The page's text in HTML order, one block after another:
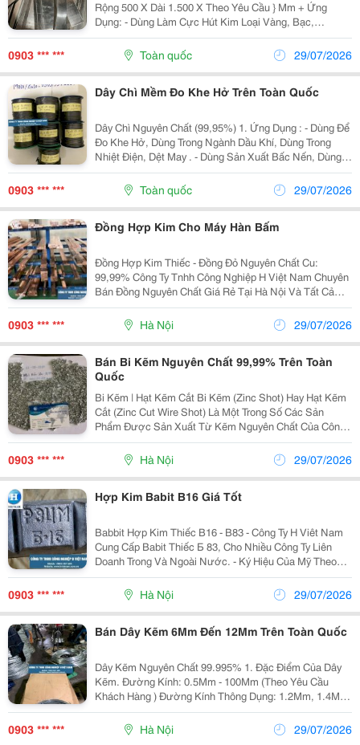
Rộng 500 X Dài 1.500 X Theo Yêu Cầu } Mm + Ứng
Dụng: - Dùng Làm Cực Hút Kim Loại Vàng, Bạc,
Đồng....vv - Làm Điện Cực Mạ Kẽm, Làm Anot Chống
Ăn Mòn - Làm Công Trình Nhà Cổ , Biệt Thự, Nhà Hát,...
0903 *** *** Toàn quốc 29/07/2026
Dây Chì Mềm Đo Khe Hở Trên Toàn Quốc
Dây Chì Nguyên Chất (99,95%) 1. Ứng Dụng : - Dùng Để
Đo Khe Hở, Dùng Trong Ngành Dầu Khí, Dùng Trong
Nhiệt Điện, Dệt May . - Dùng Sản Xuất Bấc Nến, Dùng
Trong Ngành Cơ Điện Tử , Kim Hoàn ...Vv - Chì Nguyên
Chất Lõi Thép Dùng Trong Ngành Công...
0903 *** *** Toàn quốc 29/07/2026
Đồng Hợp Kim Cho Máy Hàn Bấm
Đồng Hợp Kim Thiếc - Đồng Đỏ Nguyên Chất Cu:
99,99% Công Ty Tnhh Công Nghiệp H Việt Nam Chuyên
Bán Đồng Nguyên Chất Giá Rẻ Tại Hà Nội Và Tất Cả
Các Tỉnh Thành Trên Toàn Quốc Với Số Lượng Không
Giới Hạn. 1. Đồng Nguyên Chất Là Gì? - Kim Loại...
0903 *** *** Hà Nội 29/07/2026
Bán Bi Kẽm Nguyên Chất 99,99% Trên Toàn
Quốc
Bi Kẽm | Hạt Kẽm Cắt Bi Kẽm (Zinc Shot) Hay Hạt Kẽm
Cắt (Zinc Cut Wire Shot) Là Một Trong Số Các Sản
Phẩm Được Sản Xuất Từ Kẽm Nguyên Chất Của Công
Ty Tnhh Công Nghiệp H Việt Nam. Chúng Tôi Bán Các
Loại Bi Kẽm (Hạt Kẽm Cắt) Giá Rẻ Tại Hà Nội Và...
0903 *** *** Hà Nội 29/07/2026
Hợp Kim Babit B16 Giá Tốt
Babbit Hợp Kim Thiếc B16 - B83 - Công Ty H Viêt Nam
Cung Cấp Babit Thiếc Б 83, Cho Nhiều Công Ty Liên
Doanh Trong Và Ngoài Nước. - Ký Hiệu Của Mỹ Theo
Chuẩn Uns Là Uns L13820,Ký Hiệu Của (Nga) Liên Xô
Là Б83 Trong Đó Có 83%Sn, Còn Lại Là Cu Và Sb...
0903 *** *** Hà Nội 29/07/2026
Bán Dây Kẽm 6Mm Đến 12Mm Trên Toàn Quốc
Dây Kẽm Nguyên Chất 99.995% 1. Đặc Điểm Của Dây
Kẽm. Đường Kính: 0.5Mm - 100Mm (Theo Yêu Cầu
Khách Hàng ) Đường Kính Thông Dụng: 1.2Mm, 1.4Mm,
2.0Mm, 2.5Mm, 3.0Mm Đóng Gói: 10-20Kg/Lô Nhựa,
10-25Kg/Cuộn, 50-250Kg/Thùng. 2. Thành Phần Cơ...
0903 *** *** Hà Nội 29/07/2026